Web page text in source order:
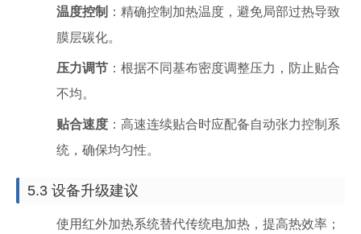
温度控制 ：精确控制加热温度，避免局部过热导致
膜层碳化。
压力调节 ：根据不同基布密度调整压力，防止贴合
不均。
贴合速度 ：高速连续贴合时应配备自动张力控制系
统，确保均匀性。
5.3 设备升级建议
使用红外加热系统替代传统电加热，提高热效率；